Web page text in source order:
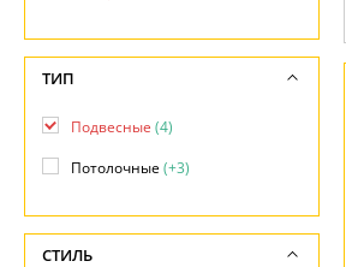
Контакты
ТИП
Подвесные (4)
Потолочные(+3)
СТИЛЬ